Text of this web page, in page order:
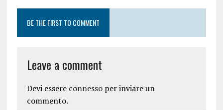
BE THE FIRST TO COMMENT
Leave a comment
Devi essere connessoper inviare un
commento.